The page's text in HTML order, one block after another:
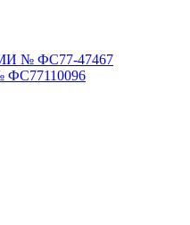
№ ФС77-47467
ФС77110096